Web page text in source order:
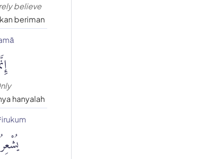
believe
beriman
hanyalah